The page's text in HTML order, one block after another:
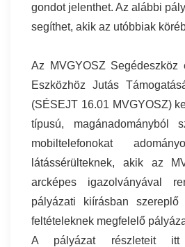
gondot jelenthet. Az alábbi
segíthet, akik az utóbbiak
Az MVGYOSZ Segédeszköz
Eszközhöz Jutás
(SÉSEJT 16.01 MVGYOSZ)
típusú, magánadományból
mobiltelefonokat
látássérülteknek, akik az
arcképes igazolványával
pályázati kiírásban
feltételeknek megfelelő
A pályázat részleteit itt